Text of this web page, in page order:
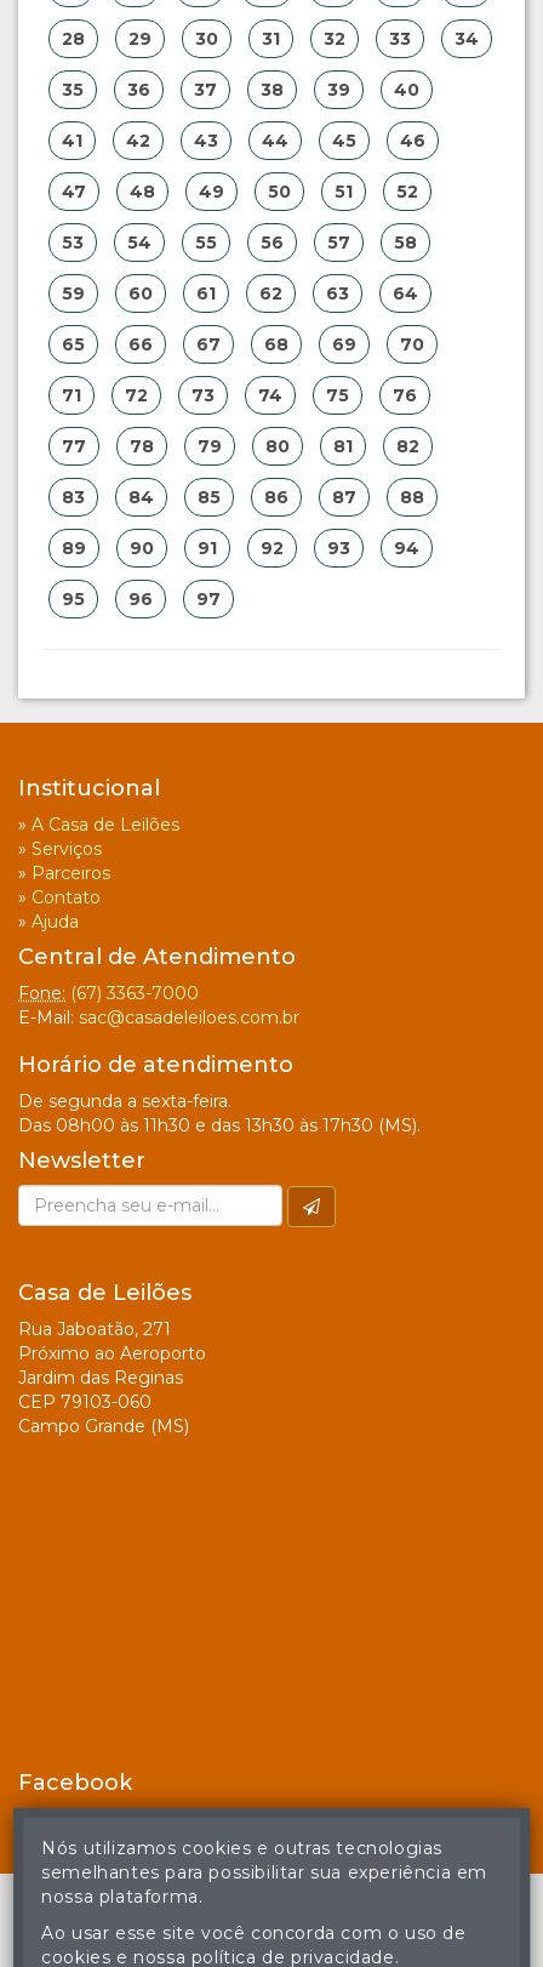
28 29 30 31 32 33 34
35 36 37 38 39 40
41 42 43 44 45 46
47 48 49 50 51 52
53 54 55 56 57 58
59 60 61 62 63 64
65 66 67 68 69 70
71 72 73 74 75 76
77 78 79 80 81 82
83 84 85 86 87 88
89 90 91 92 93 94
95 96 97
Institucional
» A Casa de Leilões
» Serviços
» Parceiros
» Contato
» Ajuda
Central de Atendimento
Fone: (67) 3363-7000
E-Mail: sac@casadeleiloes.com.br
Horário de atendimento
De segunda a sexta-feira.
Das 08h00 às 11h30 e das 13h30 às 17h30 (MS).
Newsletter
Casa de Leilões
Rua Jaboatão, 271
Próximo ao Aeroporto
Jardim das Reginas
CEP 79103-060
Campo Grande (MS)
Facebook
© Casa de Leilões - Todos os direitos reservados
Nós utilizamos cookies e outras tecnologias
semelhantes para possibilitar sua experiência em
nossa plataforma.
Ao usar esse site você concorda com o uso de
cookies e nossa política de privacidade.